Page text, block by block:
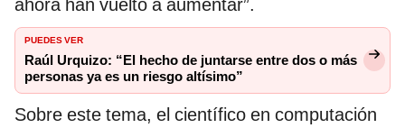
PUEDES VER
Raúl Urquizo: “El hecho de juntarse entre dos o más
personas ya es un riesgo altísimo”
Sobre este tema, el científico en computación